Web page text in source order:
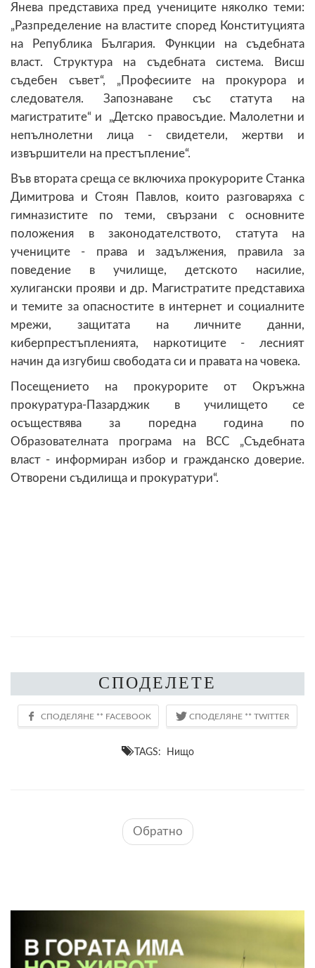
Янева представиха пред учениците няколко теми:
„Разпределение на властите според Конституцията
на Република България. Функции на съдебната
власт. Структура на съдебната система. Висш
съдебен съвет“, „Професиите на прокурора и
следователя. Запознаване със статута на
магистратите“ и „Детско правосъдие. Малолетни и
непълнолетни лица - свидетели, жертви и
извършители на престъпление“.
Във втората среща се включиха прокурорите Станка
Димитрова и Стоян Павлов, които разговаряха с
гимназистите по теми, свързани с основните
положения в законодателството, статута на
учениците - права и задължения, правила за
поведение в училище, детското насилие,
хулигански прояви и др. Магистратите представиха
и темите за опасностите в интернет и социалните
мрежи, защитата на личните данни,
киберпрестъпленията, наркотиците - лесният
начин да изгубиш свободата си и правата на човека.
Посещението на прокурорите от Окръжна
прокуратура-Пазарджик в училището се
осъществява за поредна година по
Образователната програма на ВСС „Съдебната
власт - информиран избор и гражданско доверие.
Отворени съдилища и прокуратури“.
СПОДЕЛЕТЕ
TAGS: Нищо
Обратно